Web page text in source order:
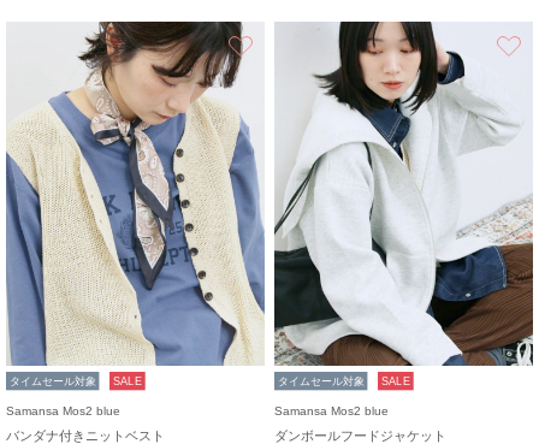
お気に入り
タイムセール対象 SALE
Samansa Mos2 blue
バンダナ付きニットベスト
タイムセール対象 SALE
Samansa Mos2 blue
ダンボールフードジャケット